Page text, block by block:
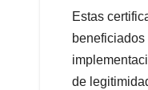
Estas
de